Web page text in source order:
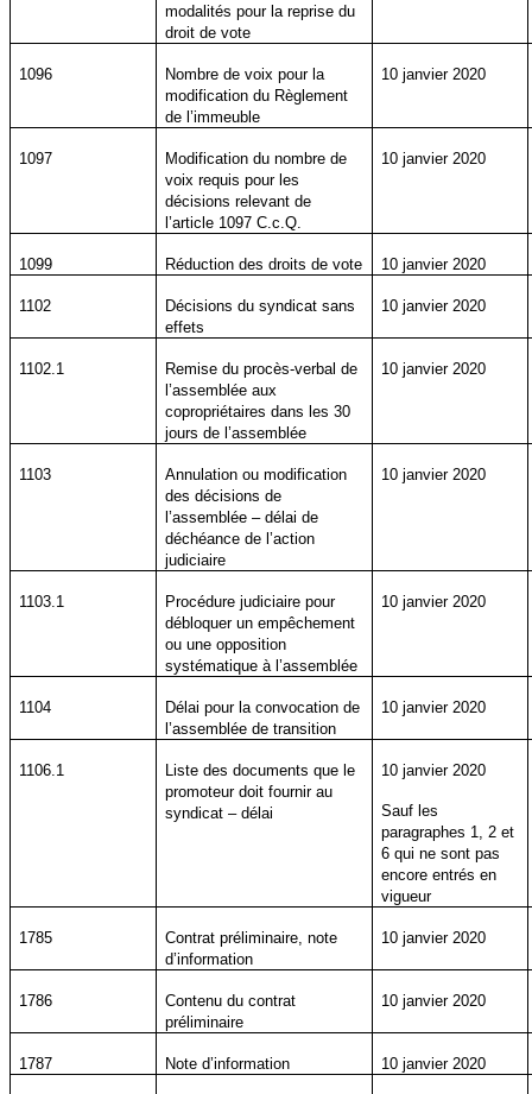
modalités pour la reprise du
droit de vote
1096
Nombre de voix pour la
modification du Règlement
de l’immeuble
10 janvier 2020
1097
Modification du nombre de
voix requis pour les
décisions relevant de
l’article 1097 C.c.Q.
10 janvier 2020
1099 Réduction des droits de vote 10 janvier 2020
1102
Décisions du syndicat sans
effets
10 janvier 2020
1102.1
Remise du procès-verbal de
l’assemblée aux
copropriétaires dans les 30
jours de l’assemblée
10 janvier 2020
1103
Annulation ou modification
des décisions de
l’assemblée – délai de
déchéance de l’action
judiciaire
10 janvier 2020
1103.1
Procédure judiciaire pour
débloquer un empêchement
ou une opposition
systématique à l’assemblée
10 janvier 2020
1104
Délai pour la convocation de
l’assemblée de transition
10 janvier 2020
1106.1
Liste des documents que le
promoteur doit fournir au
syndicat – délai
10 janvier 2020
Sauf les
paragraphes 1, 2 et
6 qui ne sont pas
encore entrés en
vigueur
1785
Contrat préliminaire, note
d’information
10 janvier 2020
1786
Contenu du contrat
préliminaire
10 janvier 2020
1787 Note d’information 10 janvier 2020